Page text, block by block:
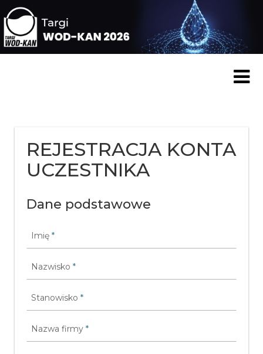
REJESTRACJA KONTA
UCZESTNIKA
Dane podstawowe
Imię *
Nazwisko *
Stanowisko *
Nazwa firmy *